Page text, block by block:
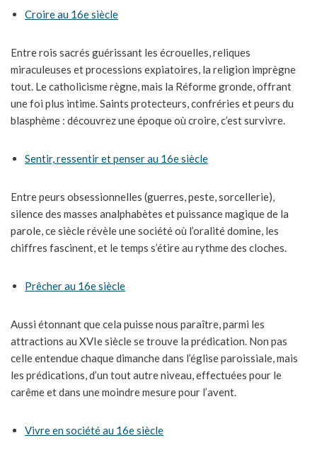
Croire au 16e siècle
Entre rois sacrés guérissant les écrouelles, reliques
miraculeuses et processions expiatoires, la religion imprègne
tout. Le catholicisme règne, mais la Réforme gronde, offrant
une foi plus intime. Saints protecteurs, confréries et peurs du
blasphème : découvrez une époque où croire, c’est survivre.
Sentir, ressentir et penser au 16e siècle
Entre peurs obsessionnelles (guerres, peste, sorcellerie),
silence des masses analphabètes et puissance magique de la
parole, ce siècle révèle une société où l’oralité domine, les
chiffres fascinent, et le temps s’étire au rythme des cloches.
Prêcher au 16e siècle
Aussi étonnant que cela puisse nous paraître, parmi les
attractions au XVIe siècle se trouve la prédication. Non pas
celle entendue chaque dimanche dans l’église paroissiale, mais
les prédications, d’un tout autre niveau, effectuées pour le
carême et dans une moindre mesure pour l’avent.
Vivre en société au 16e siècle